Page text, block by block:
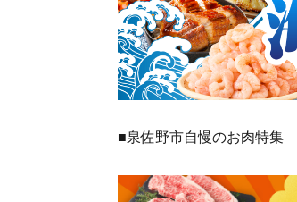
■泉佐野市自慢のお肉特集